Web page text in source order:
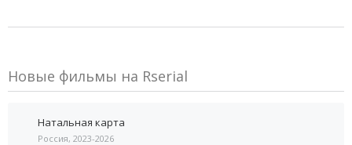
Новые фильмы на Rserial
Натальная карта
Россия, 2023-2026